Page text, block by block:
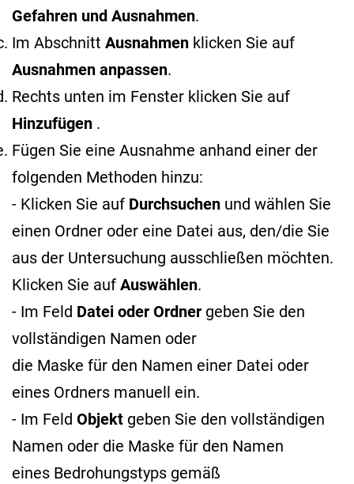
Gefahren und Ausnahmen.
Im Abschnitt Ausnahmen klicken Sie auf
Ausnahmen anpassen.
Rechts unten im Fenster klicken Sie auf
Hinzufügen .
Fügen Sie eine Ausnahme anhand einer der
folgenden Methoden hinzu:
- Klicken Sie auf Durchsuchen und wählen Sie
einen Ordner oder eine Datei aus, den/die Sie
aus der Untersuchung ausschließen möchten.
Klicken Sie auf Auswählen.
- Im Feld Datei oder Ordner geben Sie den
vollständigen Namen oder
die Maske für den Namen einer Datei oder
eines Ordners manuell ein.
- Im Feld Objekt geben Sie den vollständigen
Namen oder die Maske für den Namen
eines Bedrohungstyps gemäß